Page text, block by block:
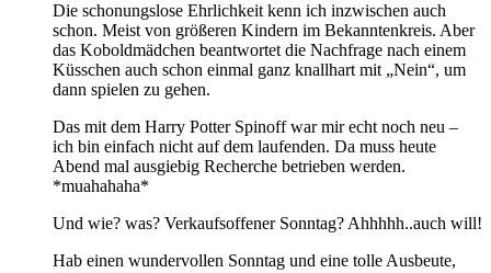
Die schonungslose Ehrlichkeit kenn ich inzwischen auch
schon. Meist von größeren Kindern im Bekanntenkreis. Aber
das Koboldmädchen beantwortet die Nachfrage nach einem
Küsschen auch schon einmal ganz knallhart mit „Nein“, um
dann spielen zu gehen.
Das mit dem Harry Potter Spinoff war mir echt noch neu –
ich bin einfach nicht auf dem laufenden. Da muss heute
Abend mal ausgiebig Recherche betrieben werden.
*muahahaha*
Und wie? was? Verkaufsoffener Sonntag? Ahhhhh..auch will!
Hab einen wundervollen Sonntag und eine tolle Ausbeute,